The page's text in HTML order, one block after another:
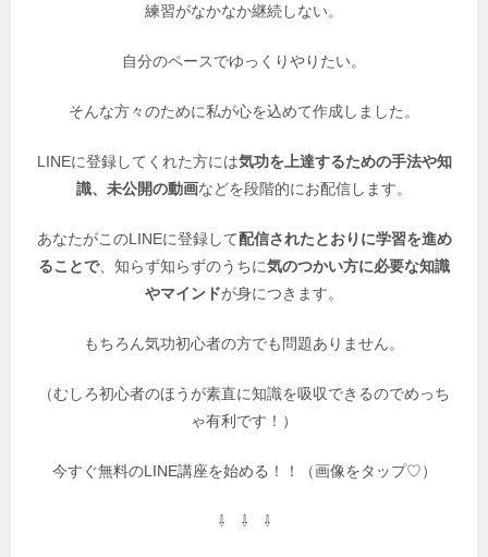
練習がなかなか継続しない。
自分のペースでゆっくりやりたい。
そんな方々のために私が心を込めて作成しました。
LINEに登録してくれた方には気功を上達するための手法や知
識、未公開の動画などを段階的にお配信します。
あなたがこのLINEに登録して配信されたとおりに学習を進め
ることで、知らず知らずのうちに気のつかい方に必要な知識
やマインドが身につきます。
もちろん気功初心者の方でも問題ありません。
（むしろ初心者のほうが素直に知識を吸収できるのでめっち
ゃ有利です！）
今すぐ無料のLINE講座を始める！！（画像をタップ♡）
⇩ ⇩ ⇩